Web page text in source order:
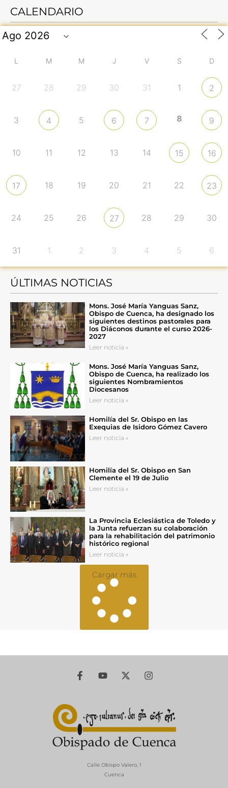
CALENDARIO
L M M J V S D
27 28 29 30 31 1 2
3 4 5 6 7 8 9
10 11 12 13 14 15 16
17 18 19 20 21 22 23
24 25 26 27 28 29 30
31 1 2 3 4 5 6
ÚLTIMAS NOTICIAS
Mons. José María Yanguas Sanz,
Obispo de Cuenca, ha designado los
siguientes destinos pastorales para
los Diáconos durante el curso 2026-
2027
Leer noticia »
Mons. José María Yanguas Sanz,
Obispo de Cuenca, ha realizado los
siguientes Nombramientos
Diocesanos
Leer noticia »
Homilía del Sr. Obispo en las
Exequias de Isidoro Gómez Cavero
Leer noticia »
Homilía del Sr. Obispo en San
Clemente el 19 de Julio
Leer noticia »
La Provincia Eclesiástica de Toledo y
la Junta refuerzan su colaboración
para la rehabilitación del patrimonio
histórico regional
Leer noticia »
Cargar más
Calle Obispo Valero, 1
Cuenca